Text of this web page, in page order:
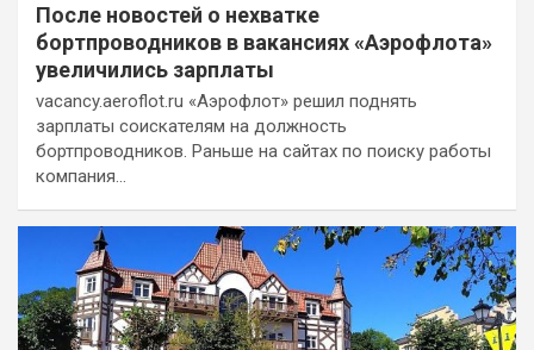
После новостей о нехватке
бортпроводников в вакансиях «Аэрофлота»
увеличились зарплаты
vacancy.aeroflot.ru «Аэрофлот» решил поднять
зарплаты соискателям на должность
бортпроводников. Раньше на сайтах по поиску работы
компания…